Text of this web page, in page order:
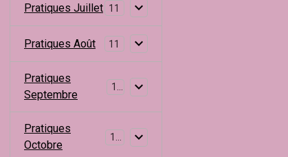
Pratiques Juillet 11
Pratiques Août 11
Pratiques
Septembre
Pratiques
Octobre